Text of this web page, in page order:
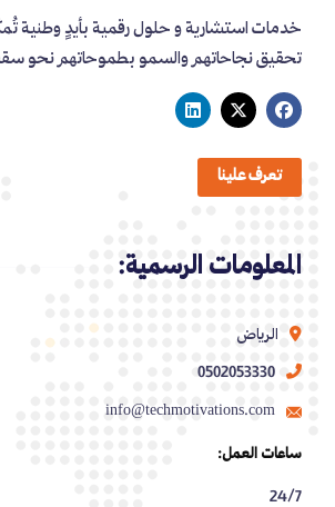
خدمات استشارية و حلول رقمية بأيدٍ وطنية
تحقيق نجاحاتهم والسمو بطموحاتهم نحو سقف
تعرف علينا
المعلومات الرسمية:
الرياض
0502053330
info@techmotivations.com
ساعات العمل:
24/7